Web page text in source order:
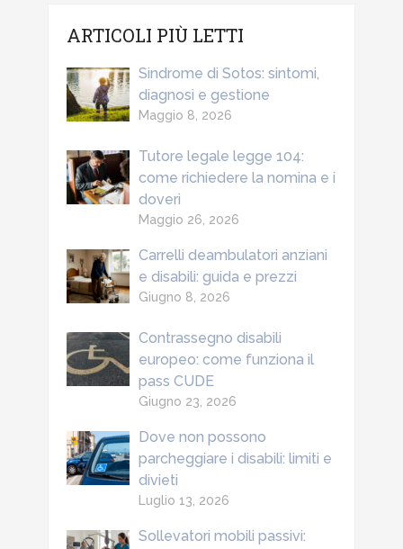
ARTICOLI PIÙ LETTI
Sindrome di Sotos: sintomi,
diagnosi e gestione
Maggio 8, 2026
Tutore legale legge 104:
come richiedere la nomina e i
doveri
Maggio 26, 2026
Carrelli deambulatori anziani
e disabili: guida e prezzi
Giugno 8, 2026
Contrassegno disabili
europeo: come funziona il
pass CUDE
Giugno 23, 2026
Dove non possono
parcheggiare i disabili: limiti e
divieti
Luglio 13, 2026
Sollevatori mobili passivi: